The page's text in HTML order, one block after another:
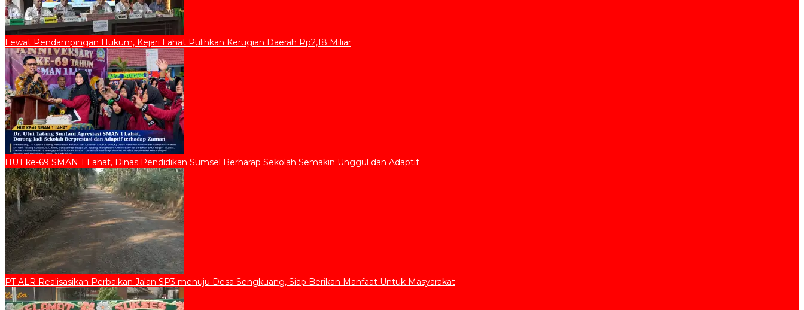
Lewat Pendampingan Hukum, Kejari Lahat Pulihkan Kerugian Daerah Rp2,18 Miliar
HUT ke-69 SMAN 1 Lahat, Dinas Pendidikan Sumsel Berharap Sekolah Semakin Unggul dan Adaptif
PT ALR Realisasikan Perbaikan Jalan SP3 menuju Desa Sengkuang, Siap Berikan Manfaat Untuk Masyarakat